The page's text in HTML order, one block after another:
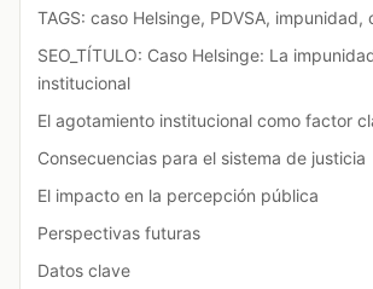
TAGS: caso Helsinge, PDVSA,
SEO_TÍTULO: Caso Helsinge: La
institucional
El agotamiento institucional como factor
Consecuencias para el sistema de justicia
El impacto en la percepción pública
Perspectivas futuras
Datos clave